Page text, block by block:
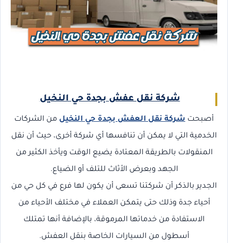
شركة نقل عفش بجدة حي النخيل
أصبحت شركة نقل العفش بجدة حي النخيل من الشركات
الخدمية التي لا يمكن أن تنافسها أي شركة أخرى، حيث أن نقل
المنقولات بالطريقة المعتادة يضيع الوقت ويأخذ الكثير من
الجهد وبعرض الأثاث للتلف أو الضياع.
الجدير بالذكر أن شركتنا تسعى أن يكون لها فرع في كل حي من
أحياء جدة وذلك حتى يتمكن العملاء في مختلف الأحياء من
الاستفادة من خدماتها المرموقة، بالإضافة أنها تمتلك
أسطول من السيارات الخاصة بنقل العفش.